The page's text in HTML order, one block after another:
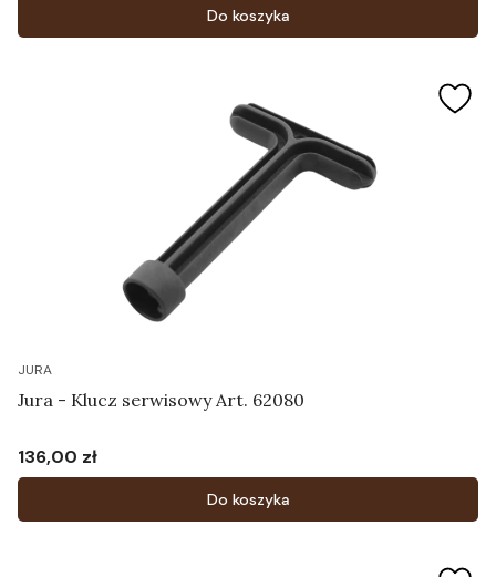
Do koszyka
JURA
Jura - Klucz serwisowy Art. 62080
Cena
136,00 zł
Do koszyka